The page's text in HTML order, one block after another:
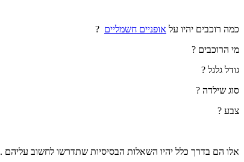
כמה רוכבים יהיו על אופניים חשמליים ?
מי הרוכבים ?
גודל גלגל ?
סוג שילדה ?
צבע ?
אלו הם בדרך כלל יהיו השאלות הבסיסיות שתדרשו לחשוב עליהם .